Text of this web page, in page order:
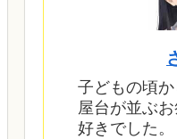
子どもの頃
屋台が並ぶ
好きでした。